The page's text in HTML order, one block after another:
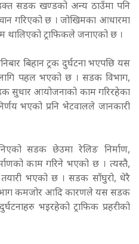
सडक खण्डको अन्य ठाउँमा पनि
गरिएको छ । जोखिमका आधारमा
थालिएको ट्राफिकले जनाएको छ ।
बिहान ट्रक दुर्घटना भएपछि यस
पहल भएको छ । सडक विभाग,
सुधार आयोजनाको काम गरिरहेका
भएको प्रनि भेटवालले जानकारी
सडक छेउमा रेलिङ निर्माण,
काम गरिने भएको छ । त्यस्तै,
तयारी भएको छ । सडक साँघुरो, धेरै
भाग कमजोर आदि कारणले यस सडक
भइरहेको ट्राफिक प्रहरीको